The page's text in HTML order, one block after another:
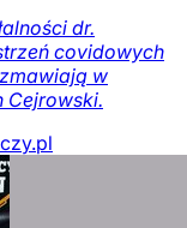
dr.
covidowych
w
Cejrowski.